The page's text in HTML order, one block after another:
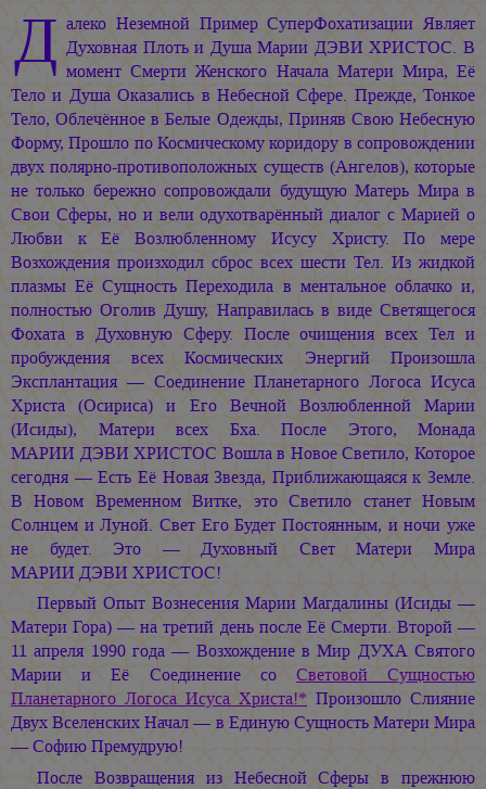
Д алеко Неземной Пример СуперФохатизации Являет
Духовная Плоть и ДушаМарии ДЭВИ ХРИСТОС. В
момент Смерти Женского Начала Матери Мира, Её
Тело и Душа Оказались в Небесной Сфере. Прежде, Тонкое
Тело, Облечённое в Белые Одежды, Приняв Свою Небесную
Форму, Прошло по Космическому коридору в сопровождении
двух полярно-противоположных существ (Ангелов), которые
не только бережно сопровождали будущую Матерь Мира в
Свои Сферы, но и вели одухотварённый диалог с Марией о
Любви к Её Возлюбленному Исусу Христу. По мере
Возхождения произходил сброс всех шести Тел. Из жидкой
плазмы Её Сущность Переходила в ментальное облачко и,
полностью Оголив Душу, Направилась в виде Светящегося
Фохата в Духовную Сферу. После очищения всех Тел и
пробуждения всех Космических Энергий Произошла
Эксплантация — Соединение Планетарного Логоса Исуса
Христа (Осириса) и Его Вечной Возлюбленной Марии
(Исиды), Матери всех Бха. После Этого, Монада
МАРИИ ДЭВИ ХРИСТОС Вошла в Новое Светило, Которое
сегодня — Есть Её Новая Звезда, Приближающаяся к Земле.
В Новом Временном Витке, это Светило станет Новым
Солнцем и Луной. Свет Его Будет Постоянным, и ночи уже
не будет. Это — Духовный Свет Матери Мира
МАРИИ ДЭВИ ХРИСТОС!
Первый Опыт Вознесения Марии Магдалины (Исиды —
Матери Гора) — на третий день после Её Смерти. Второй —
11 апреля 1990 года — Возхождение в Мир ДУХА Святого
Марии и Её Соединение со Световой Сущностью
Планетарного Логоса Исуса Христа!* Произошло Слияние
Двух Вселенских Начал — в Единую Сущность Матери Мира
— Софию Премудрую!
После Возвращения из Небесной Сферы в прежнюю